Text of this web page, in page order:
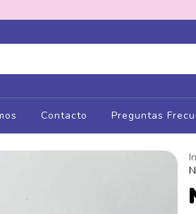
Contacto Preguntas